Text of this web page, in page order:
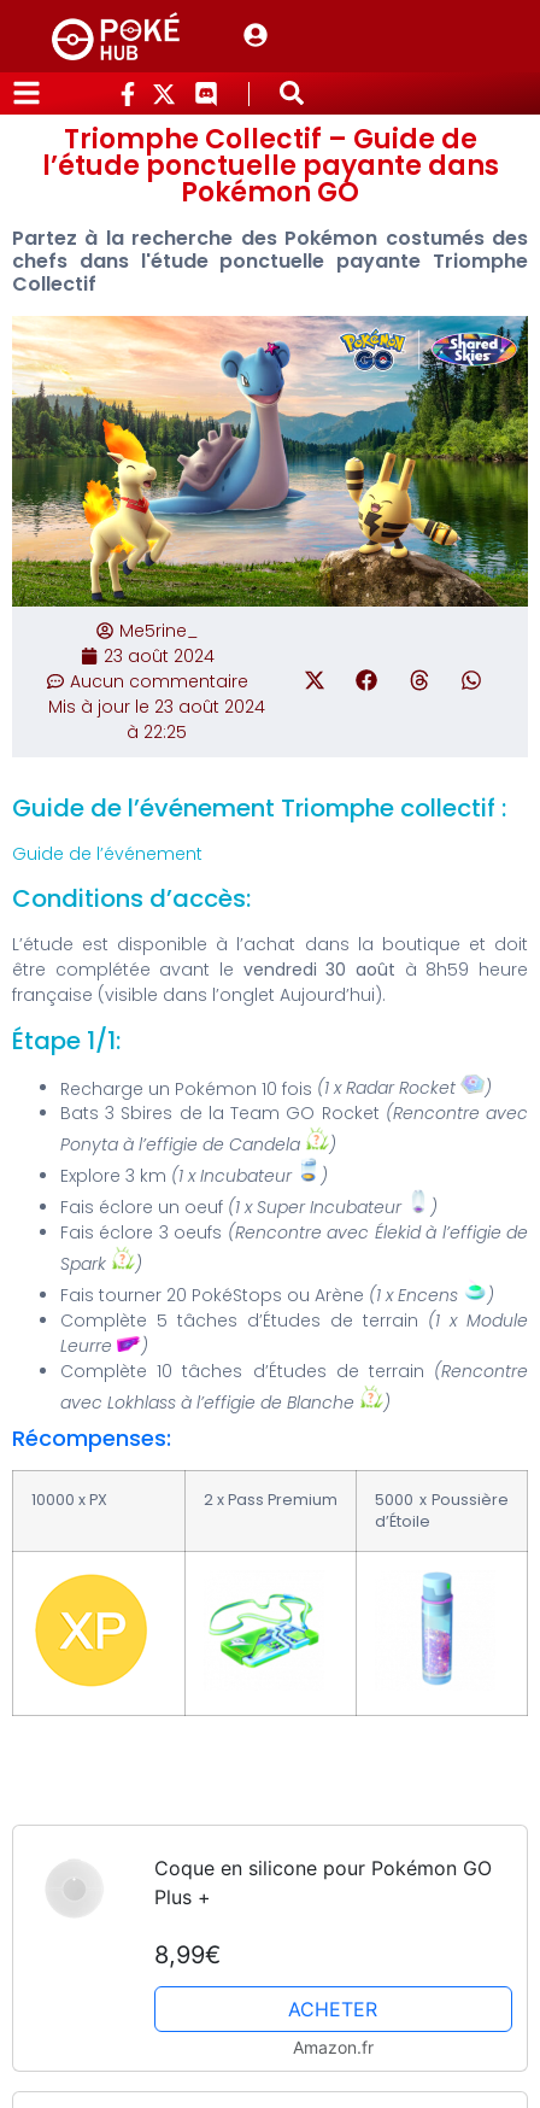
Triomphe Collectif – Guide de
l’étude ponctuelle payante dans
Pokémon GO
Partez à la recherche des Pokémon costumés des
chefs dans l'étude ponctuelle payante Triomphe
Collectif
Me5rine_
23 août 2024
Aucun commentaire
Mis à jour le 23 août 2024
à 22:25
Guide de l’événement Triomphe collectif :
Guide de l’événement
Conditions d’accès:
L’étude est disponible à l’achat dans la boutique et doit
être complétée avant le vendredi 30 août à 8h59 heure
française (visible dans l’onglet Aujourd’hui).
Étape 1/1:
Recharge un Pokémon 10 fois (1 x Radar Rocket
)
Bats 3 Sbires de la Team GO Rocket (Rencontre avec
Ponyta à l’effigie de Candela
)
Explore 3 km (1 x Incubateur
)
Fais éclore un oeuf (1 x Super Incubateur
)
Fais éclore 3 oeufs (Rencontre avec Élekid à l’effigie de
Spark
)
Fais tourner 20 PokéStops ou Arène (1 x Encens
)
Complète 5 tâches d’Études de terrain (1 x Module
Leurre
)
Complète 10 tâches d’Études de terrain (Rencontre
avec Lokhlass à l’effigie de Blanche
)
Récompenses:
10000 x PX 2 x Pass Premium
5000 x Poussière
d’Étoile
Coque en silicone pour Pokémon GO
Plus +
8,99€
ACHETER
Amazon.fr